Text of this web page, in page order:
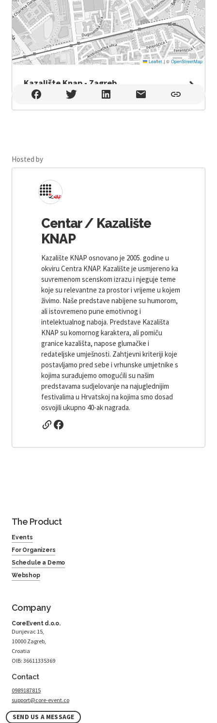
Leaflet |© OpenStreetMap
Kazalište Knap - Zagreb
Kazalište Knap - Zagreb , Zagreb
Hosted by
Centar / Kazalište
KNAP
Kazalište KNAP osnovano je 2005. godine u
okviru Centra KNAP. Kazalište je usmjereno ka
suvremenom scenskom izrazu i njeguje teme
koje su relevantne za prostor i vrijeme u kojem
živimo. Naše predstave nabijene su humorom,
ali istovremeno pune emotivnog i
intelektualnog naboja. Predstave Kazališta
KNAP su komornog karaktera, ali pomiču
granice kazališta, napose glumačke i
redateljske umješnosti. Zahtjevni kriteriji koje
postavljamo pred sebe i vrhunske umjetnike s
kojima surađujemo omogućili su našim
predstavama sudjelovanje na najuglednijim
festivalima u Hrvatskoj na kojima smo dosad
osvojili ukupno 40-ak nagrada.
The Product
Events
For Organizers
Schedule a Demo
Webshop
Company
CoreEvent d.o.o.
Dunjevac 15,
10000 Zagreb,
Croatia
OIB: 36611335369
Contact
0989187815
support@core-event.co
SEND US A MESSAGE